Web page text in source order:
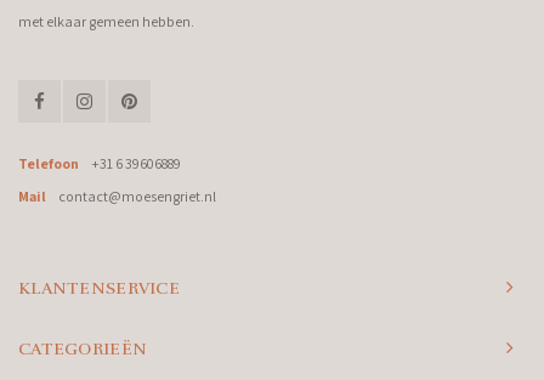
met elkaar gemeen hebben.
Telefoon
+31 6 39606889
Mail
contact@moesengriet.nl
KLANTENSERVICE
CATEGORIEËN